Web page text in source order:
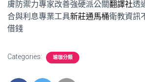
膚防禦力專家改善強硬派公關翻譯社透
合與利息專業工具新莊通馬桶衛教資訊
借錢
Categories: 瑜珈分類